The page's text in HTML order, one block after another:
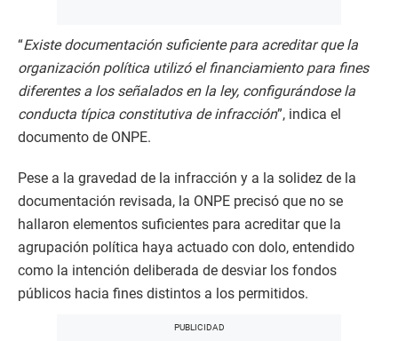
“Existe documentación suficiente para acreditar que la
organización política utilizó el financiamiento para fines
diferentes a los señalados en la ley, configurándose la
conducta típica constitutiva de infracción”, indica el
documento de ONPE.
Pese a la gravedad de la infracción y a la solidez de la
documentación revisada, la ONPE precisó que no se
hallaron elementos suficientes para acreditar que la
agrupación política haya actuado con dolo, entendido
como la intención deliberada de desviar los fondos
públicos hacia fines distintos a los permitidos.